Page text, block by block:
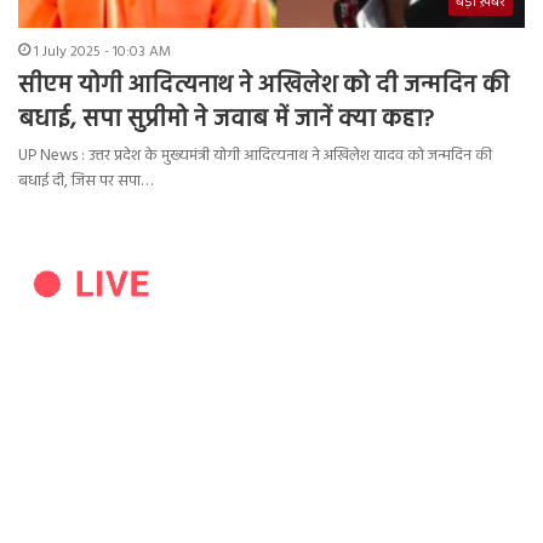
1 July 2025 - 10:03 AM
सीएम योगी आदित्यनाथ ने अखिलेश को दी जन्मदिन की
बधाई, सपा सुप्रीमो ने जवाब में जानें क्या कहा?
UP News : उत्तर प्रदेश के मुख्यमंत्री योगी आदित्यनाथ ने अखिलेश यादव को जन्मदिन की
बधाई दी, जिस पर सपा…